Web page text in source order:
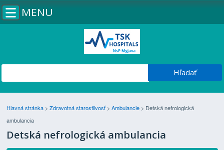
MENU
Hlavná stránka > Zdravotná starostlivosť> Ambulancie > Detská nefrologická
ambulancia
Detská nefrologická ambulancia